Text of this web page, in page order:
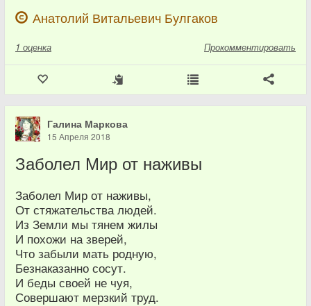
Анатолий Витальевич Булгаков
1 оценка Прокомментировать
Галина Маркова
15 Апреля 2018
Заболел Мир от наживы
Заболел Мир от наживы,
От стяжательства людей.
Из Земли мы тянем жилы
И похожи на зверей,
Что забыли мать родную,
Безнаказанно сосут.
И беды своей не чуя,
Совершают мерзкий труд.